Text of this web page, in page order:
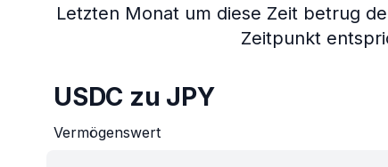
Letzten Monat um diese Zeit betrug
Zeitpunkt
USDC zu JPY
Vermögenswert